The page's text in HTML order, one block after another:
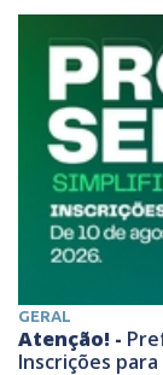
GERAL
Atenção! -
Inscrições